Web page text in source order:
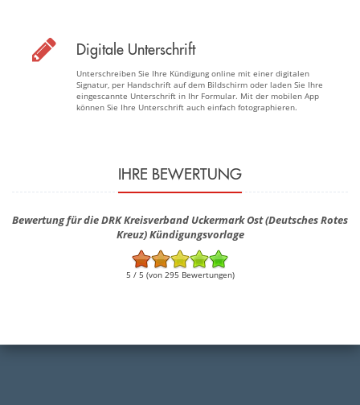
Digitale Unterschrift
Unterschreiben Sie Ihre Kündigung online mit einer digitalen
Signatur, per Handschrift auf dem Bildschirm oder laden Sie Ihre
eingescannte Unterschrift in Ihr Formular. Mit der mobilen App
können Sie Ihre Unterschrift auch einfach fotographieren.
IHRE BEWERTUNG
Bewertung für die DRK Kreisverband Uckermark Ost (Deutsches Rotes
Kreuz) Kündigungsvorlage
5 / 5 (von 295 Bewertungen)